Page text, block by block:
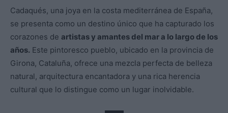
Cadaqués, una joya en la costa mediterránea de España,
se presenta como un destino único que ha capturado los
corazones de artistas y amantes del mar a lo largo de los
años. Este pintoresco pueblo, ubicado en la provincia de
Girona, Cataluña, ofrece una mezcla perfecta de belleza
natural, arquitectura encantadora y una rica herencia
cultural que lo distingue como un lugar inolvidable.